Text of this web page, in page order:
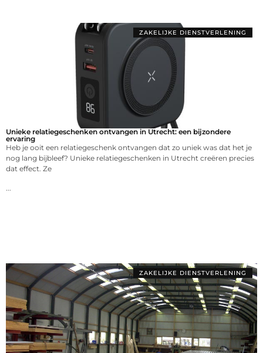
ZAKELIJKE DIENSTVERLENING
Unieke relatiegeschenken ontvangen in Utrecht: een bijzondere
ervaring
Heb je ooit een relatiegeschenk ontvangen dat zo uniek was dat het je
nog lang bijbleef? Unieke relatiegeschenken in Utrecht creëren precies
dat effect. Ze
ZAKELIJKE DIENSTVERLENING